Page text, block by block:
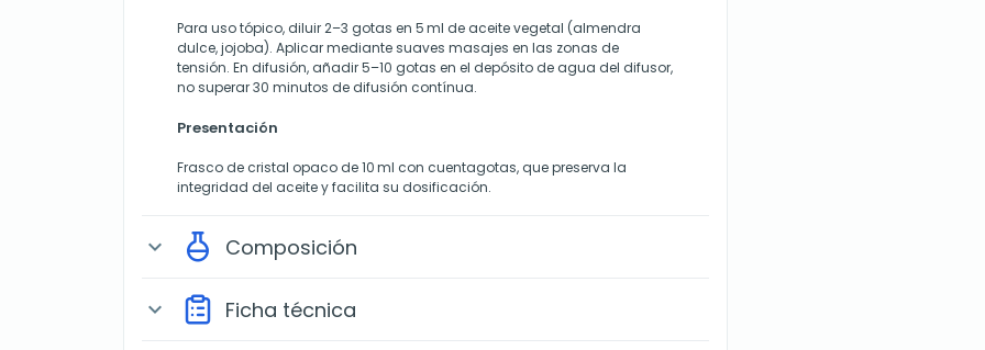
Para uso tópico, diluir 2–3 gotas en 5 ml de aceite vegetal (almendra
dulce, jojoba). Aplicar mediante suaves masajes en las zonas de
tensión. En difusión, añadir 5–10 gotas en el depósito de agua del difusor,
no superar 30 minutos de difusión contínua.
Presentación
Frasco de cristal opaco de 10 ml con cuentagotas, que preserva la
integridad del aceite y facilita su dosificación.
expand_more Composición
expand_more Ficha técnica